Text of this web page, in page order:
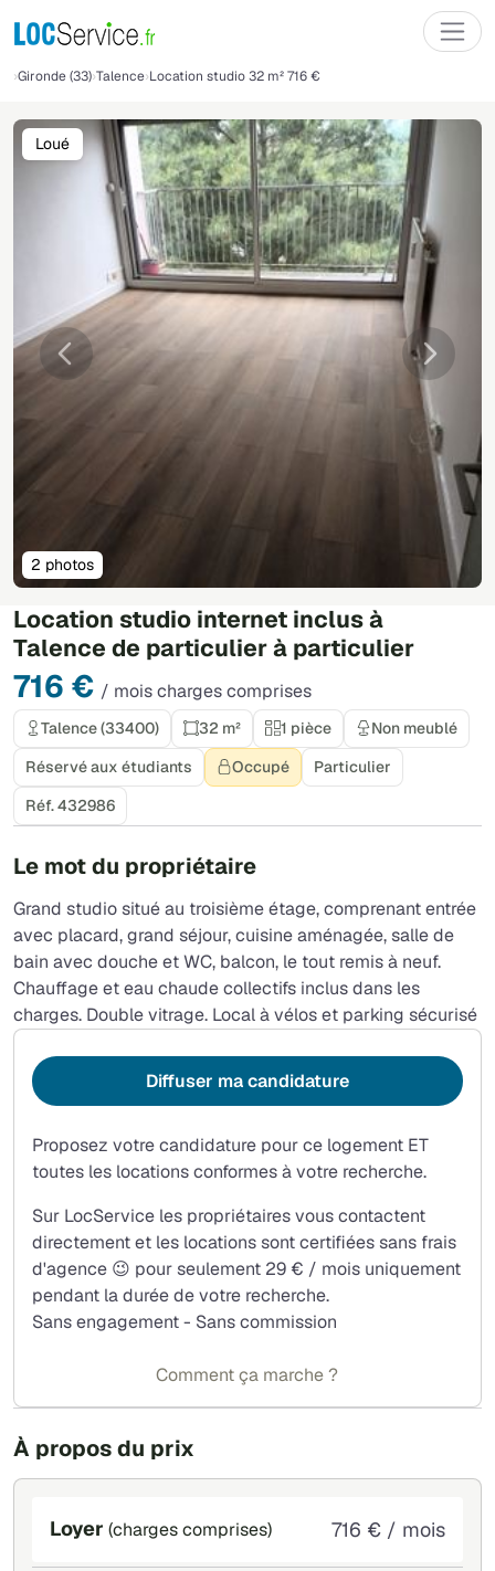
Gironde (33) Talence Location studio 32 m² 716 €
Location studio internet inclus à
Talence de particulier à particulier
716 € / mois charges comprises
Précédente
2 photos
Loué
Talence (33400) 32 m² 1 pièce
Non meublé
Réservé aux étudiants
Occupé
Particulier
Réf. 432986
Le mot du propriétaire
Grand studio situé au troisième étage, comprenant entrée
avec placard, grand séjour, cuisine aménagée, salle de
bain avec douche et WC, balcon, le tout remis à neuf.
Chauffage et eau chaude collectifs inclus dans les
charges. Double vitrage. Local à vélos et parking sécurisé
À propos du prix
Loyer (charges comprises) 716 € / mois
Proposez votre candidature pour ce logement ET
toutes les locations conformes à votre recherche.
Sur LocService les propriétaires vous contactent
directement et les locations sont certifiées sans frais
d'agence 😉 pour seulement 29 € / mois uniquement
pendant la durée de votre recherche.
Sans engagement - Sans commission
Diffuser ma candidature
Comment ça marche ?